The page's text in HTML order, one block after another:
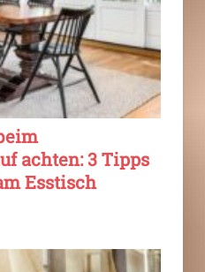
achten: 3 Tipps
Esstisch